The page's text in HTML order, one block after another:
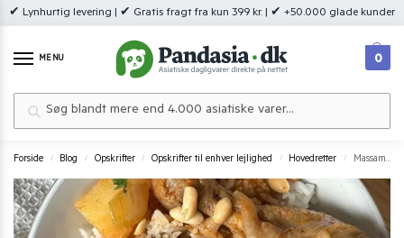
✔ Lynhurtig levering | ✔ Gratis fragt fra kun 399 kr. | ✔ +50.000 glade kunder
MENU 0
Forside / Blog / Opskrifter / Opskrifter til enhver lejlighed / Hovedretter / Massaman Curry